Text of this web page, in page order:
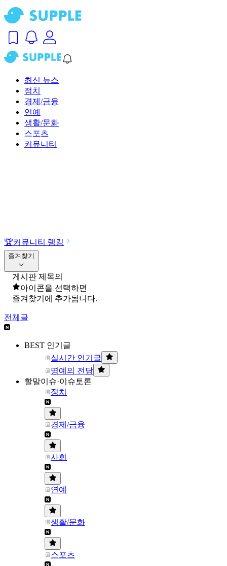
최신 뉴스
정치
경제/금융
연예
생활/문화
스포츠
커뮤니티
🏆커뮤니티 랭킹
즐겨찾기
게시판 제목의
아이콘을 선택하면
즐겨찾기에 추가됩니다.
전체글
BEST 인기글
실시간 인기글
명예의 전당
할말이슈·이슈토론
정치
경제/금융
사회
연예
생활/문화
스포츠